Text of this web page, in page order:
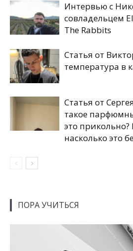
Интервью с
совладельцем
The Rabbits
Статья от
температура в
Статья от
такое
это
насколько это
ПОРА УЧИТЬСЯ